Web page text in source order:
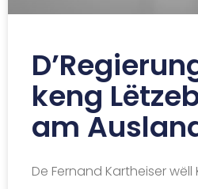
keng
am
De Fernand Kartheiser wëll